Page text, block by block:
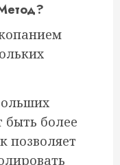
быть более
позволяет